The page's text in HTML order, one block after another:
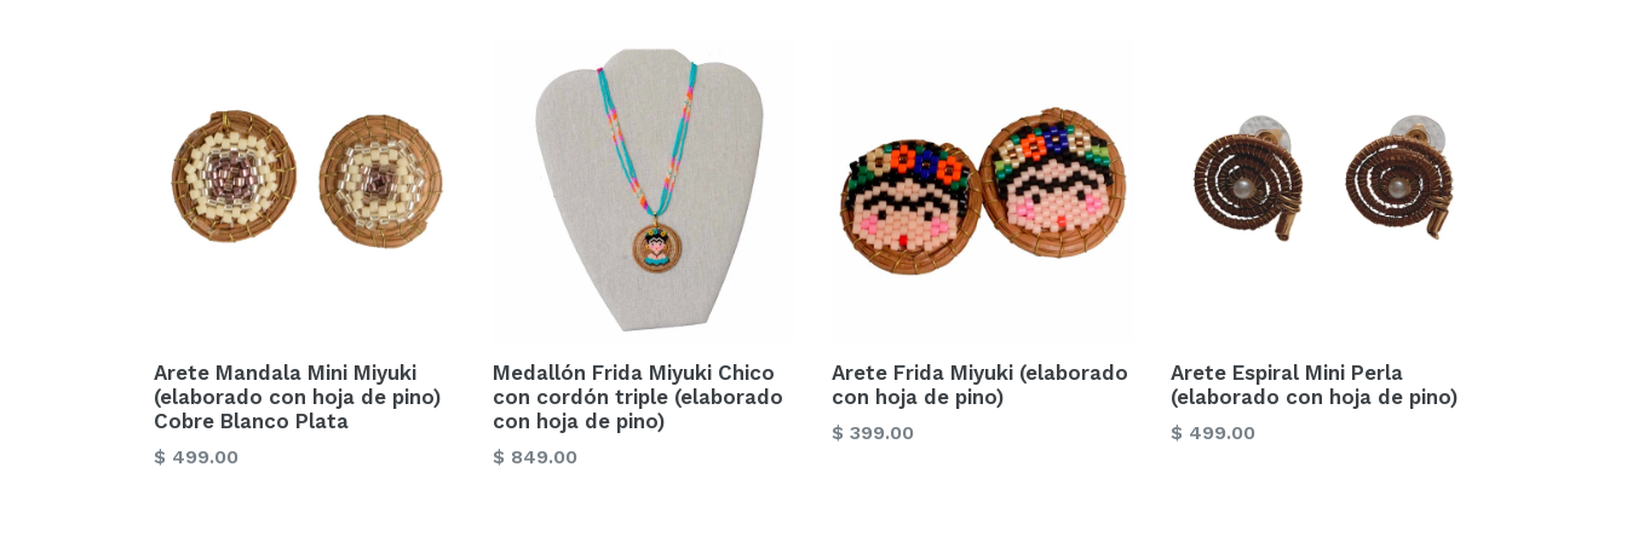
Arete Mandala Mini Miyuki
(elaborado con hoja de pino)
Cobre Blanco Plata
Precio
$ 499.00
Medallón Frida Miyuki Chico
con cordón triple (elaborado
con hoja de pino)
Precio
$ 849.00
Arete Frida Miyuki (elaborado
con hoja de pino)
Precio
$ 399.00
Arete Espiral Mini Perla
(elaborado con hoja de pino)
Precio
$ 499.00